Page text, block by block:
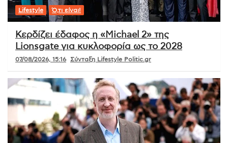
Lifestyle Ό,τι είναι!
Κερδίζει έδαφος η «Michael 2» της
Lionsgate για κυκλοφορία ως το 2028
07/08/2026, 15:16 Σύνταξη Lifestyle Politic.gr